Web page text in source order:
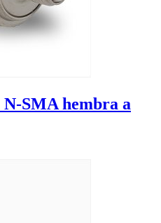
SMA hembra a